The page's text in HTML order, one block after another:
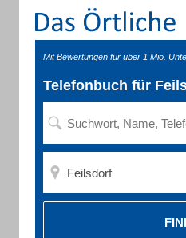
Mit Bewertungen für über 1 Mio.
Telefonbuch für